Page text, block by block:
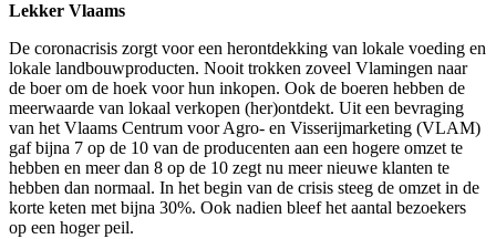
Lekker Vlaams
De coronacrisis zorgt voor een herontdekking van lokale voeding en
lokale landbouwproducten. Nooit trokken zoveel Vlamingen naar
de boer om de hoek voor hun inkopen. Ook de boeren hebben de
meerwaarde van lokaal verkopen (her)ontdekt. Uit een bevraging
van het Vlaams Centrum voor Agro- en Visserijmarketing (VLAM)
gaf bijna 7 op de 10 van de producenten aan een hogere omzet te
hebben en meer dan 8 op de 10 zegt nu meer nieuwe klanten te
hebben dan normaal. In het begin van de crisis steeg de omzet in de
korte keten met bijna 30%. Ook nadien bleef het aantal bezoekers
op een hoger peil.